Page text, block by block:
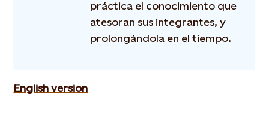
práctica el conocimiento que
atesoran sus integrantes, y
prolongándola en el tiempo.
English version